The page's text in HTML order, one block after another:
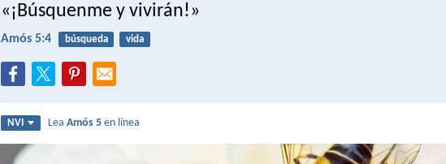
«¡Búsquenme y vivirán!»
Amós 5:4 búsqueda vida
NVI LeaAmós 5 en línea